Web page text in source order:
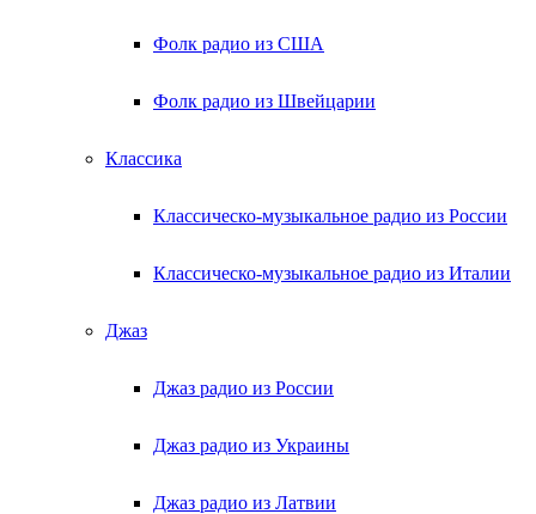
Фолк радио из США
Фолк радио из Швейцарии
Классика
Классическо-музыкальное радио из России
Классическо-музыкальное радио из Италии
Джаз
Джаз радио из России
Джаз радио из Украины
Джаз радио из Латвии